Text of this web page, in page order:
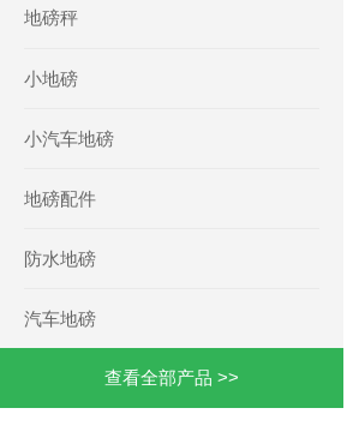
地磅秤
小地磅
小汽车地磅
地磅配件
防水地磅
汽车地磅
查看全部产品 >>